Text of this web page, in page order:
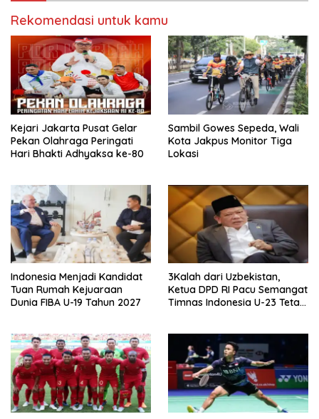
Rekomendasi untuk kamu
Kejari Jakarta Pusat Gelar
Pekan Olahraga Peringati
Hari Bhakti Adhyaksa ke-80
Sambil Gowes Sepeda, Wali
Kota Jakpus Monitor Tiga
Lokasi
Indonesia Menjadi Kandidat
Tuan Rumah Kejuaraan
Dunia FIBA U-19 Tahun 2027
3Kalah dari Uzbekistan,
Ketua DPD RI Pacu Semangat
Timnas Indonesia U-23 Tetap